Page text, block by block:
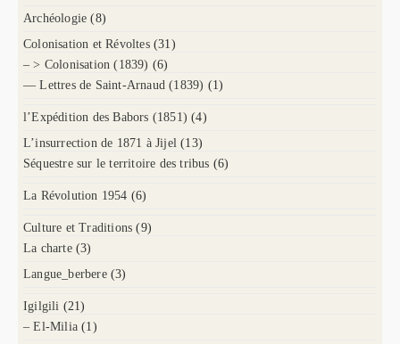
Archéologie (8)
Colonisation et Révoltes (31)
– > Colonisation (1839) (6)
— Lettres de Saint-Arnaud (1839) (1)
l’Expédition des Babors (1851) (4)
L’insurrection de 1871 à Jijel (13)
Séquestre sur le territoire des tribus (6)
La Révolution 1954 (6)
Culture et Traditions (9)
La charte (3)
Langue_berbere (3)
Igilgili (21)
– El-Milia (1)